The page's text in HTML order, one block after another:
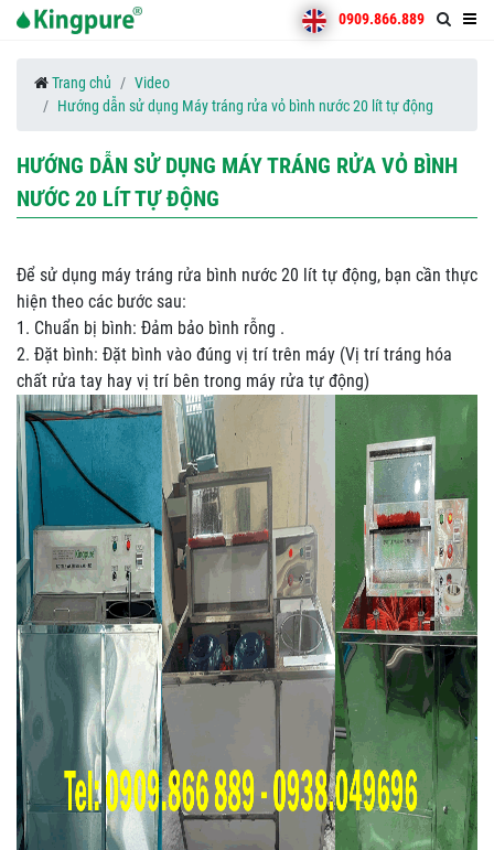
0909.866.889
Trang chủ
Video
Hướng dẫn sử dụng Máy tráng rửa vỏ bình nước 20 lít tự động
HƯỚNG DẪN SỬ DỤNG MÁY TRÁNG RỬA VỎ BÌNH
NƯỚC 20 LÍT TỰ ĐỘNG
Để sử dụng máy tráng rửa bình nước 20 lít tự động, bạn cần thực
hiện theo các bước sau:
1. Chuẩn bị bình: Đảm bảo bình rỗng .
2. Đặt bình: Đặt bình vào đúng vị trí trên máy (Vị trí tráng hóa
chất rửa tay hay vị trí bên trong máy rửa tự động)